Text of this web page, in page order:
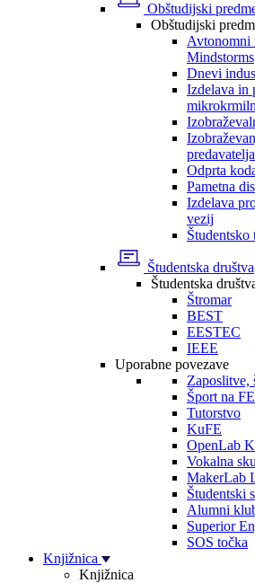
Obštudijski
Obštudijski
Avtonomni
Mindstorms
Dnevi
Izdelava in
predavatelja
Odprta
Pametna
Izdelava
vezij
Študentsko
Študentska društva
Študentska
Štromar
BEST
EESTEC
IEEE
Uporabne povezave
Zaposlitve,
Šport na FE
Tutorstvo
KuFE
OpenLab
Vokalna
MakerLab
Študentski
Alumni
Superior
SOS točka
Knjižnica
Knjižnica